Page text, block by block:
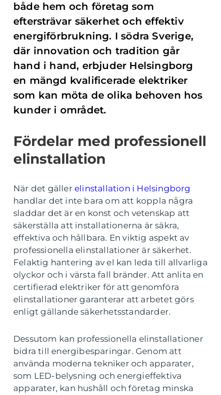
både hem och företag som
eftersträvar säkerhet och effektiv
energiförbrukning. I södra Sverige,
där innovation och tradition går
hand i hand, erbjuder Helsingborg
en mängd kvalificerade elektriker
som kan möta de olika behoven hos
kunder i området.
Fördelar med professionell
elinstallation
När det gäller elinstallation i Helsingborg
handlar det inte bara om att koppla några
sladdar det är en konst och vetenskap att
säkerställa att installationerna är säkra,
effektiva och hållbara. En viktig aspekt av
professionella elinstallationer är säkerhet.
Felaktig hantering av el kan leda till allvarliga
olyckor och i värsta fall bränder. Att anlita en
certifierad elektriker för att genomföra
elinstallationer garanterar att arbetet görs
enligt gällande säkerhetsstandarder.
Dessutom kan professionella elinstallationer
bidra till energibesparingar. Genom att
använda moderna tekniker och apparater,
som LED-belysning och energieffektiva
apparater, kan hushåll och företag minska